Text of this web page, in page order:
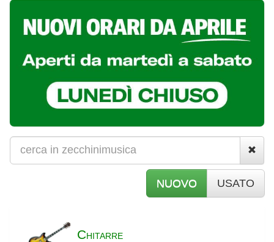
NUOVO USATO
CHITARRE